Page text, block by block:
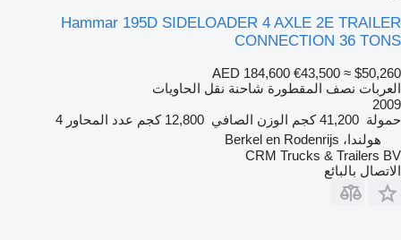
Hammar 195D SIDELOADER 4 AXLE 2E TRAILER
CONNECTION 36 TONS
AED 184,600 €43,500 ≈ $50,260
العربات نصف المقطورة شاحنة نقل الحاويات
2009
حمولة 41,200 كجم الوزن الصافي 12,800 كجم عدد المحاور 4
هولندا، Berkel en Rodenrijs
CRM Trucks & Trailers BV
الاتصال بالبائع